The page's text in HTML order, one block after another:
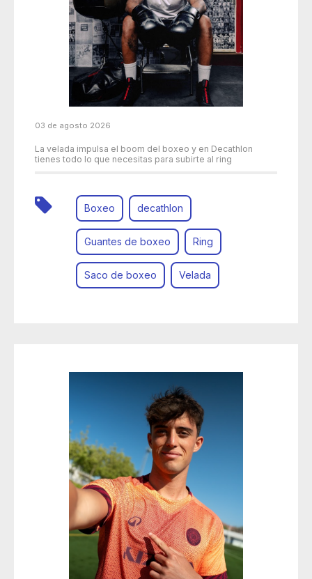
03 de agosto 2026
La velada impulsa el boom del boxeo y en Decathlon
tienes todo lo que necesitas para subirte al ring
Boxeo decathlon
Guantes de boxeo Ring
Saco de boxeo Velada